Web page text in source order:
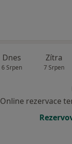
Dnes
6 Srpen
Zítra
7 Srpen
Online rezervace